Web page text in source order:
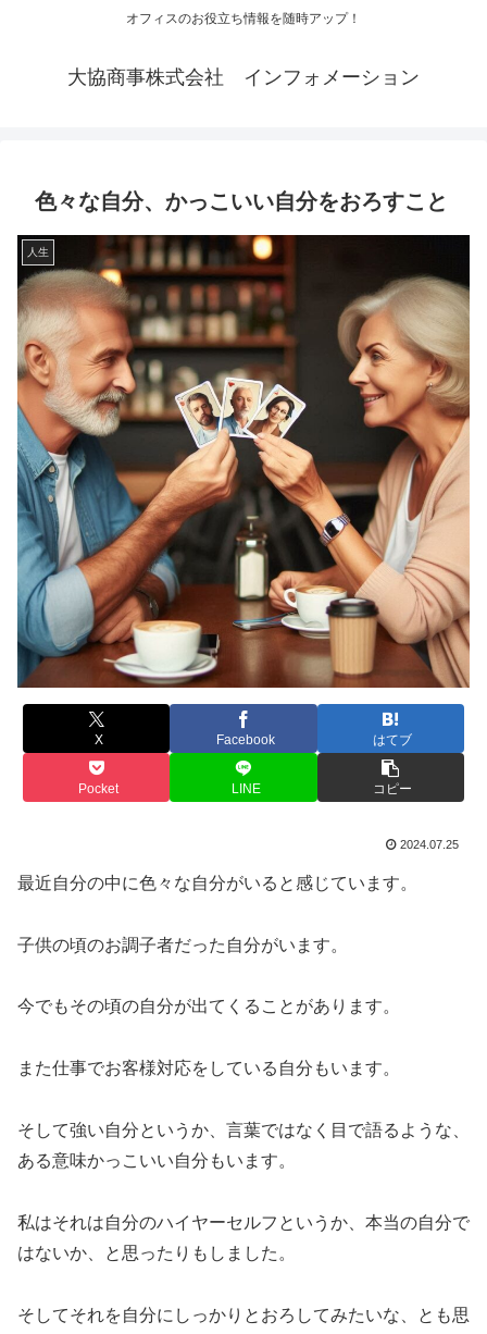
オフィスのお役立ち情報を随時アップ！
大協商事株式会社 インフォメーション
色々な自分、かっこいい自分をおろすこと
人生
X Facebook はてブ
Pocket LINE コピー
2024.07.25
最近自分の中に色々な自分がいると感じています。
子供の頃のお調子者だった自分がいます。
今でもその頃の自分が出てくることがあります。
また仕事でお客様対応をしている自分もいます。
そして強い自分というか、言葉ではなく目で語るような、
ある意味かっこいい自分もいます。
私はそれは自分のハイヤーセルフというか、本当の自分で
はないか、と思ったりもしました。
そしてそれを自分にしっかりとおろしてみたいな、とも思